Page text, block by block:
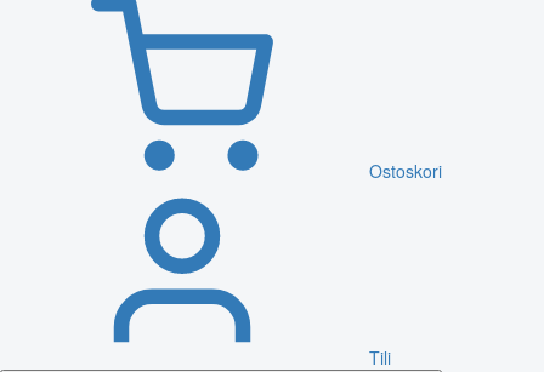
Ostoskori
Tili